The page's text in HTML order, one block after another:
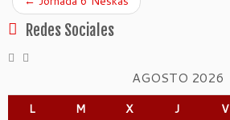
Redes Sociales
AGOSTO 2026
L M X J V